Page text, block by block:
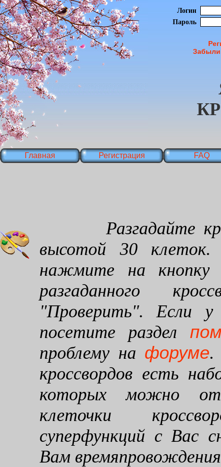
Логин
Пароль
Главная Регистрация FAQ
Разгадайте
высотой 30 клеток.
нажмите на кнопку
разгаданного
"Проверить". Если
посетите раздел
проблему на форуме.
кроссвордов есть
которых можно
клеточки
суперфункций с Вас
Вам